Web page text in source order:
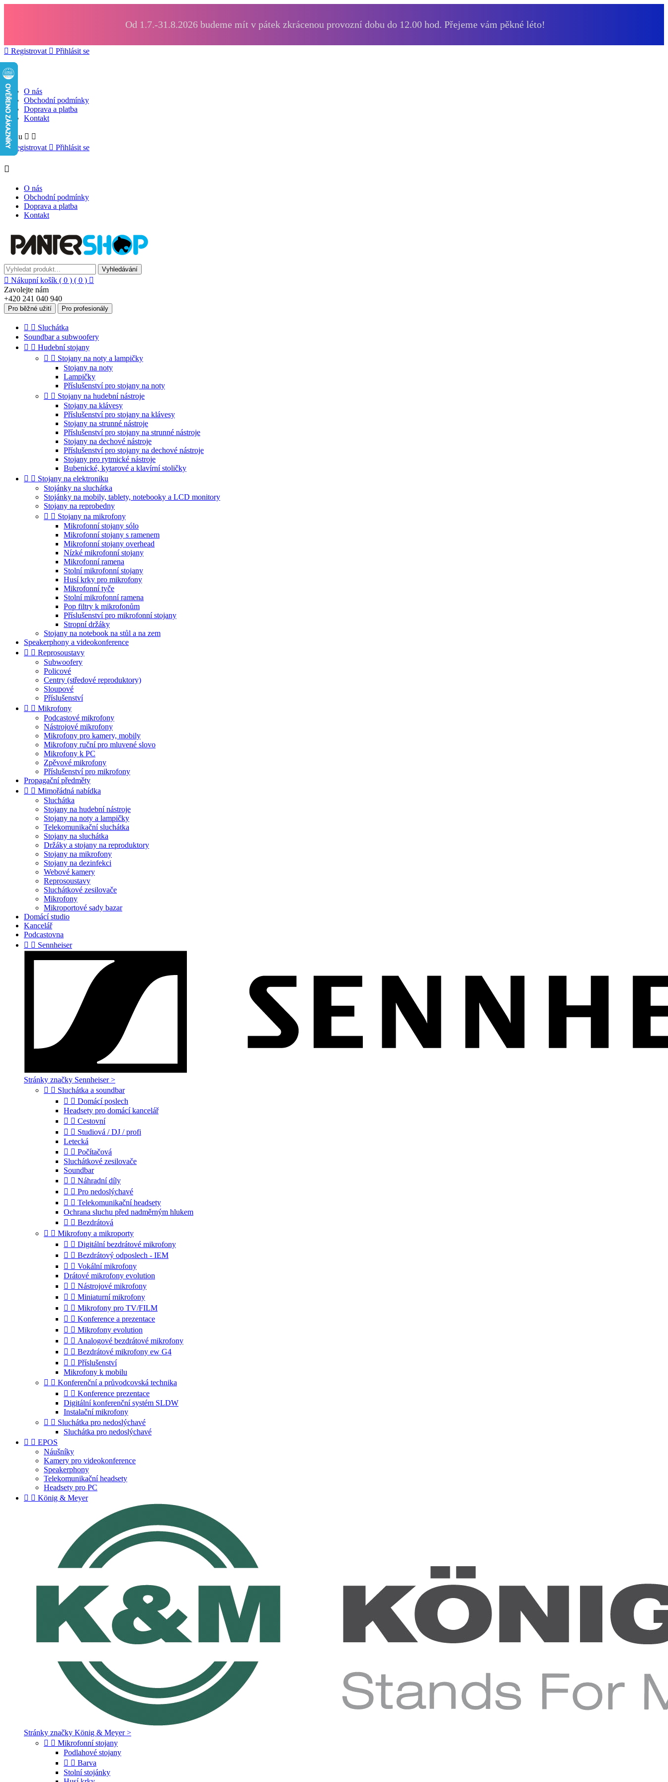
Od 1.7.-31.8.2026 budeme mít v pátek zkrácenou provozní dobu do 12.00 hod. Přejeme vám pěkné léto!
 Registrovat  Přihlásit se

O nás
Obchodní podmínky
Doprava a platba
Kontakt
Menu  

Registrovat  Přihlásit se

O nás
Obchodní podmínky
Doprava a platba
Kontakt
Vyhledávání
 Nákupní košík ( 0 ) ( 0 ) 
Zavolejte nám
+420 241 040 940
Pro běžné užití Pro profesionály
  Sluchátka
Soundbar a subwoofery
  Hudební stojany
  Stojany na noty a lampičky
Stojany na noty
Lampičky
Příslušenství pro stojany na noty
  Stojany na hudební nástroje
Stojany na klávesy
Příslušenství pro stojany na klávesy
Stojany na strunné nástroje
Příslušenství pro stojany na strunné nástroje
Stojany na dechové nástroje
Příslušenství pro stojany na dechové nástroje
Stojany pro rytmické nástroje
Bubenické, kytarové a klavírní stoličky
  Stojany na elektroniku
Stojánky na sluchátka
Stojánky na mobily, tablety, notebooky a LCD monitory
Stojany na reprobedny
  Stojany na mikrofony
Mikrofonní stojany sólo
Mikrofonní stojany s ramenem
Mikrofonní stojany overhead
Nízké mikrofonní stojany
Mikrofonní ramena
Stolní mikrofonní stojany
Husí krky pro mikrofony
Mikrofonní tyče
Stolní mikrofonní ramena
Pop filtry k mikrofonům
Příslušenství pro mikrofonní stojany
Stropní držáky
Stojany na notebook na stůl a na zem
Speakerphony a videokonference
  Reprosoustavy
Subwoofery
Policové
Centry (středové reproduktory)
Sloupové
Příslušenství
  Mikrofony
Podcastové mikrofony
Nástrojové mikrofony
Mikrofony pro kamery, mobily
Mikrofony ruční pro mluvené slovo
Mikrofony k PC
Zpěvové mikrofony
Příslušenství pro mikrofony
Propagační předměty
  Mimořádná nabídka
Sluchátka
Stojany na hudební nástroje
Stojany na noty a lampičky
Telekomunikační sluchátka
Stojany na sluchátka
Držáky a stojany na reproduktory
Stojany na mikrofony
Stojany na dezinfekci
Webové kamery
Reprosoustavy
Sluchátkové zesilovače
Mikrofony
Mikroportové sady bazar
Domácí studio
Kancelář
Podcastovna
  Sennheiser
Stránky značky Sennheiser >
  Sluchátka a soundbar
  Domácí poslech
Headsety pro domácí kancelář
  Cestovní
  Studiová / DJ / profi
Letecká
  Počítačová
Sluchátkové zesilovače
Soundbar
  Náhradní díly
  Pro nedoslýchavé
  Telekomunikační headsety
Ochrana sluchu před nadměrným hlukem
  Bezdrátová
  Mikrofony a mikroporty
  Digitální bezdrátové mikrofony
  Bezdrátový odposlech - IEM
  Vokální mikrofony
Drátové mikrofony evolution
  Nástrojové mikrofony
  Miniaturní mikrofony
  Mikrofony pro TV/FILM
  Konference a prezentace
  Mikrofony evolution
  Analogové bezdrátové mikrofony
  Bezdrátové mikrofony ew G4
  Příslušenství
Mikrofony k mobilu
  Konferenční a průvodcovská technika
  Konference prezentace
Digitální konferenční systém SLDW
Instalační mikrofony
  Sluchátka pro nedoslýchavé
Sluchátka pro nedoslýchavé
  EPOS
Náušníky
Kamery pro videokonference
Speakerphony
Telekomunikační headsety
Headsety pro PC
  König & Meyer
Stránky značky König & Meyer >
  Mikrofonní stojany
Podlahové stojany
  Barva
Stolní stojánky